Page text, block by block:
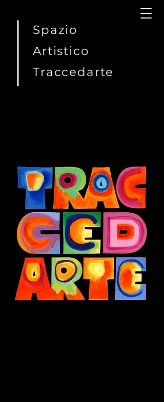
SPAZIO ARTISTICO TRACCEDARTE
351 707 3454
Spazio
Artistico
Traccedarte